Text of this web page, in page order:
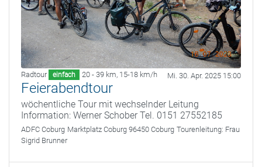
Radtour einfach 20 - 39 km, 15-18 km/h Mi. 30. Apr. 2025 15:00
Feierabendtour
wöchentliche Tour mit wechselnder Leitung
Information: Werner Schober Tel. 0151 27552185
ADFC Coburg Marktplatz Coburg 96450 Coburg Tourenleitung: Frau
Sigrid Brunner